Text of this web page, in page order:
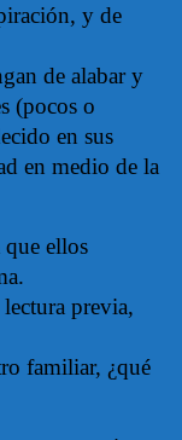
y de
de alabar y
(pocos o
en sus
en medio de la
ellos
previa,
familiar, ¿qué